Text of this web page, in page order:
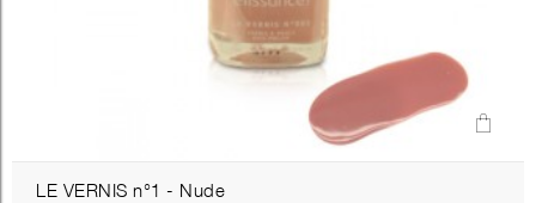
LE VERNIS n°1 - Nude